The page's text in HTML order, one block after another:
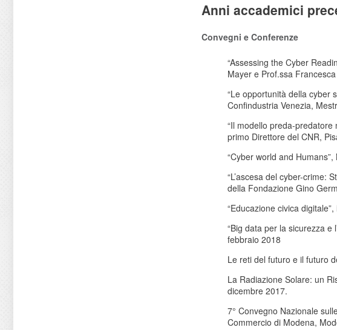
Anni accademici
Convegni e Conferenze
“Assessing the Cyber
Mayer e Prof.ssa
“Le opportunità della cyber
Confindustria Venezia,
“Il modello preda-
primo Direttore del CNR,
“Cyber world and
“L’ascesa del cyber-crime:
della Fondazione Gino
“Educazione civica
“Big data per la sicurezza e
febbraio 2018
Le reti del futuro e il futuro
La Radiazione Solare: un
dicembre 2017.
7° Convegno Nazionale
Commercio di Modena,